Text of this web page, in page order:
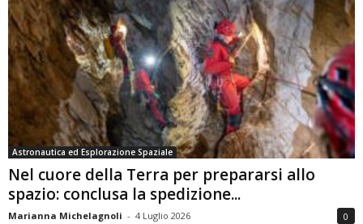
Astronautica ed Esplorazione Spaziale
Nel cuore della Terra per prepararsi allo
spazio: conclusa la spedizione...
Marianna Michelagnoli - 4 Luglio 2026 0